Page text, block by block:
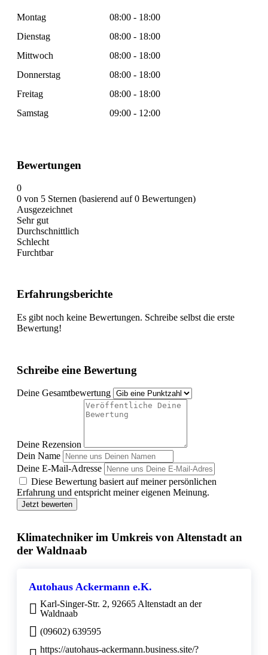
Montag
08:00 - 18:00
Dienstag
08:00 - 18:00
Mittwoch
08:00 - 18:00
Donnerstag
08:00 - 18:00
Freitag
08:00 - 18:00
Samstag
09:00 - 12:00
Bewertungen
0
0 von 5 Sternen (basierend auf 0 Bewertungen)
Ausgezeichnet
Sehr gut
Durchschnittlich
Schlecht
Furchtbar
Erfahrungsberichte
Es gibt noch keine Bewertungen. Schreibe selbst die erste
Bewertung!
Schreibe eine Bewertung
Deine Gesamtbewertung
Deine Rezension
Dein Name
Deine E-Mail-Adresse
Diese Bewertung basiert auf meiner persönlichen
Erfahrung und entspricht meiner eigenen Meinung.
Jetzt bewerten
Klimatechniker im Umkreis von Altenstadt an
der Waldnaab
Autohaus Ackermann e.K.
Karl-Singer-Str. 2, 92665 Altenstadt an der
Waldnaab
(09602) 639595
https://autohaus-ackermann.business.site/?